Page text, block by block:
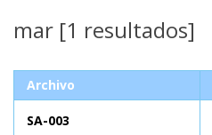
mar [1 resultados]
Archivo
SA-003